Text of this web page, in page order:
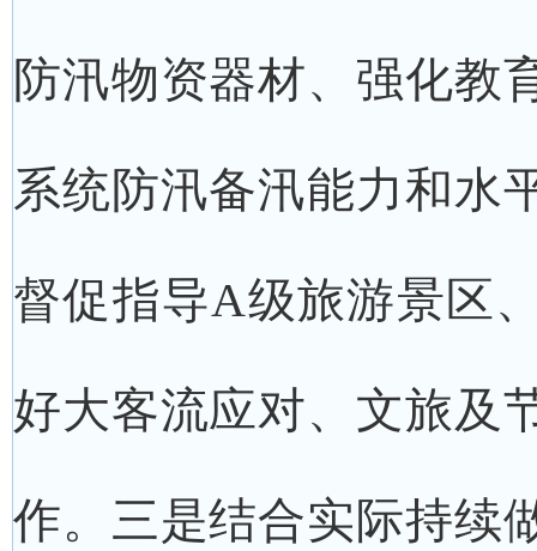
防汛物资器材、强化教
系统防汛备汛能力和水
督促指导A级旅游景区
好大客流应对、文旅及
作。三是结合实际持续